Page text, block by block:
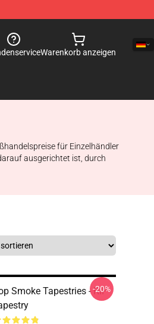
Warenkorb anzeigen
für Einzelhändler
ausgerichtet ist, durch
Smoke Tapestries - RIP
-20%